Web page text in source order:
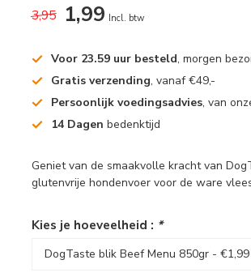
3,95 1,99 Incl. btw
Voor 23.59 uur besteld, morgen
Gratis verzending, vanaf €49,-
Persoonlijk voedingsadvies, van
14 Dagen bedenktijd
Geniet van de smaakvolle kracht van
glutenvrije hondenvoer voor de ware
Kies je hoeveelheid : *